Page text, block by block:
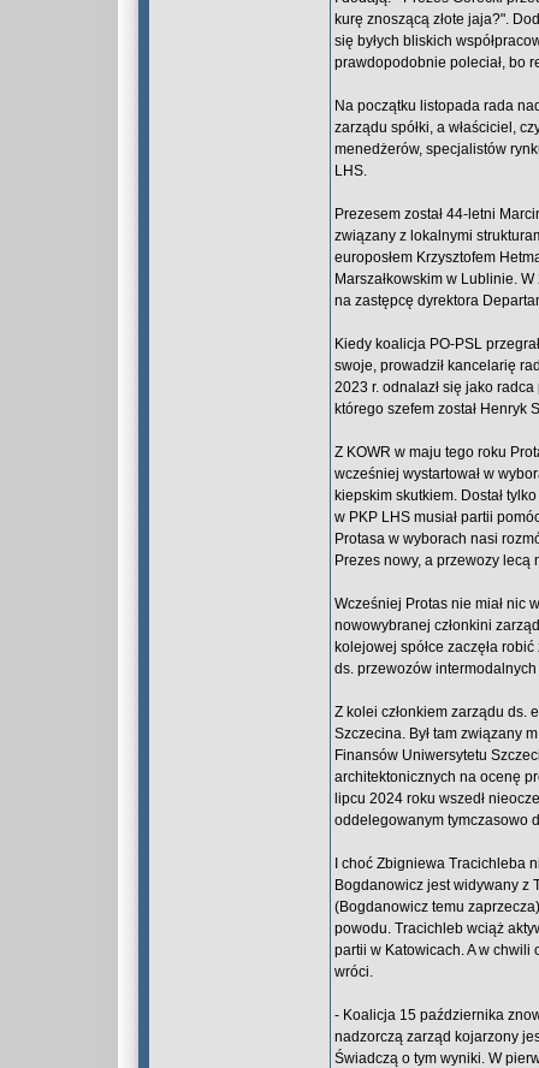
kurę znoszącą złote jaja?".
się byłych bliskich
prawdopodobnie poleciał, bo
Na początku listopada rada
zarządu spółki, a właściciel,
menedżerów, specjalistów
LHS.
Prezesem został 44-letni
związany z lokalnymi
europosłem Krzysztofem
Marszałkowskim w Lublinie.
na zastępcę dyrektora
Kiedy koalicja PO-PSL
swoje, prowadził kancelarię
2023 r. odnalazł się jako
którego szefem został Henryk
Z KOWR w maju tego roku
wcześniej wystartował w
kiepskim skutkiem. Dostał
w PKP LHS musiał partii
Protasa w wyborach nasi
Prezes nowy, a przewozy lecą
Wcześniej Protas nie miał nic
nowowybranej członkini
kolejowej spółce zaczęła
ds. przewozów
Z kolei członkiem zarządu ds.
Szczecina. Był tam związany
Finansów Uniwersytetu
architektonicznych na ocenę
lipcu 2024 roku wszedł
oddelegowanym tymczasowo
I choć Zbigniewa Tracichleba
Bogdanowicz jest widywany z
(Bogdanowicz temu
powodu. Tracichleb wciąż
partii w Katowicach. A w chwili
wróci.
- Koalicja 15 października
nadzorczą zarząd kojarzony
Świadczą o tym wyniki. W